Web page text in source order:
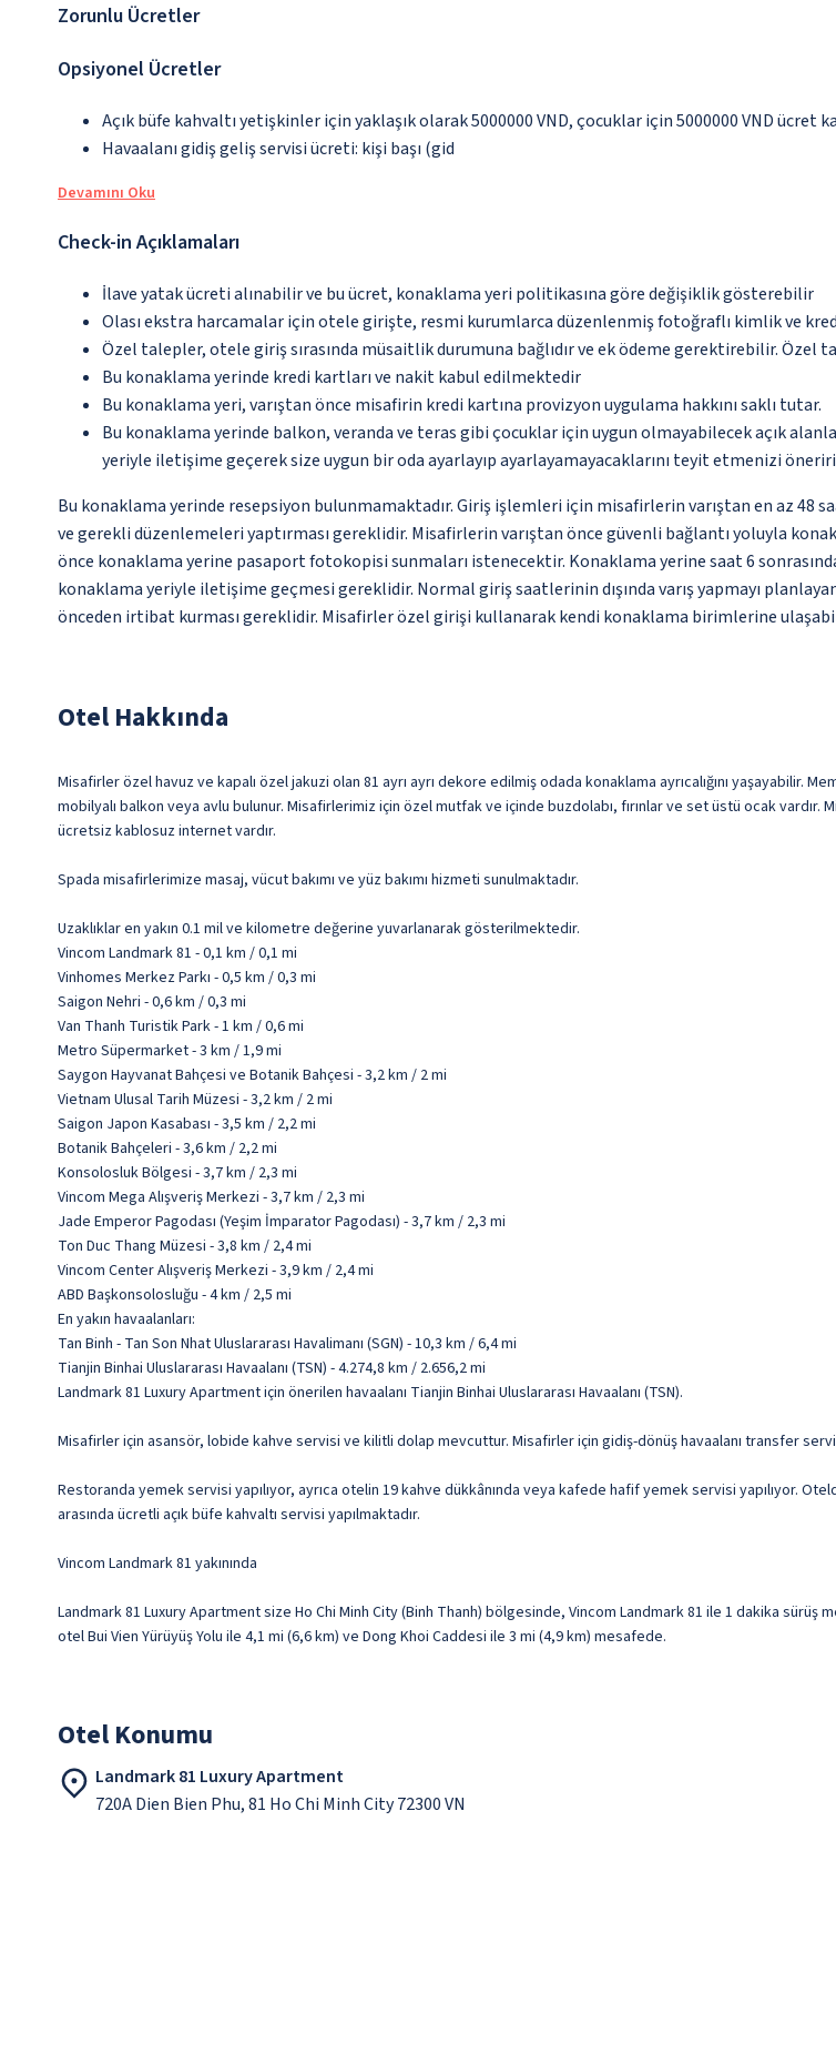
Zorunlu Ücretler
Opsiyonel Ücretler
Açık büfe kahvaltı yetişkinler için yaklaşık olarak 5000000 VND, çocuklar için 5000000 VND ücret
Havaalanı gidiş geliş servisi ücreti: kişi başı (gid
Devamını Oku
Check-in Açıklamaları
İlave yatak ücreti alınabilir ve bu ücret, konaklama yeri politikasına göre değişiklik gösterebilir
Olası ekstra harcamalar için otele girişte, resmi kurumlarca düzenlenmiş fotoğraflı kimlik ve
Özel talepler, otele giriş sırasında müsaitlik durumuna bağlıdır ve ek ödeme gerektirebilir. Özel
Bu konaklama yerinde kredi kartları ve nakit kabul edilmektedir
Bu konaklama yeri, varıştan önce misafirin kredi kartına provizyon uygulama hakkını saklı tutar.
Bu konaklama yerinde balkon, veranda ve teras gibi çocuklar için uygun olmayabilecek açık
yeriyle iletişime geçerek size uygun bir oda ayarlayıp ayarlayamayacaklarını teyit etmenizi
Bu konaklama yerinde resepsiyon bulunmamaktadır. Giriş işlemleri için misafirlerin varıştan en az 48
ve gerekli düzenlemeleri yaptırması gereklidir. Misafirlerin varıştan önce güvenli bağlantı yoluyla
önce konaklama yerine pasaport fotokopisi sunmaları istenecektir. Konaklama yerine saat 6
konaklama yeriyle iletişime geçmesi gereklidir. Normal giriş saatlerinin dışında varış yapmayı
önceden irtibat kurması gereklidir. Misafirler özel girişi kullanarak kendi konaklama birimlerine
Otel Hakkında
Misafirler özel havuz ve kapalı özel jakuzi olan 81 ayrı ayrı dekore edilmiş odada konaklama ayrıcalığını yaşayabilir.
mobilyalı balkon veya avlu bulunur. Misafirlerimiz için özel mutfak ve içinde buzdolabı, fırınlar ve set üstü ocak
ücretsiz kablosuz internet vardır.
Spada misafirlerimize masaj, vücut bakımı ve yüz bakımı hizmeti sunulmaktadır.
Uzaklıklar en yakın 0.1 mil ve kilometre değerine yuvarlanarak gösterilmektedir.
Vincom Landmark 81 - 0,1 km / 0,1 mi
Vinhomes Merkez Parkı - 0,5 km / 0,3 mi
Saigon Nehri - 0,6 km / 0,3 mi
Van Thanh Turistik Park - 1 km / 0,6 mi
Metro Süpermarket - 3 km / 1,9 mi
Saygon Hayvanat Bahçesi ve Botanik Bahçesi - 3,2 km / 2 mi
Vietnam Ulusal Tarih Müzesi - 3,2 km / 2 mi
Saigon Japon Kasabası - 3,5 km / 2,2 mi
Botanik Bahçeleri - 3,6 km / 2,2 mi
Konsolosluk Bölgesi - 3,7 km / 2,3 mi
Vincom Mega Alışveriş Merkezi - 3,7 km / 2,3 mi
Jade Emperor Pagodası (Yeşim İmparator Pagodası) - 3,7 km / 2,3 mi
Ton Duc Thang Müzesi - 3,8 km / 2,4 mi
Vincom Center Alışveriş Merkezi - 3,9 km / 2,4 mi
ABD Başkonsolosluğu - 4 km / 2,5 mi
En yakın havaalanları:
Tan Binh - Tan Son Nhat Uluslararası Havalimanı (SGN) - 10,3 km / 6,4 mi
Tianjin Binhai Uluslararası Havaalanı (TSN) - 4.274,8 km / 2.656,2 mi
Landmark 81 Luxury Apartment için önerilen havaalanı Tianjin Binhai Uluslararası Havaalanı (TSN).
Misafirler için asansör, lobide kahve servisi ve kilitli dolap mevcuttur. Misafirler için gidiş-dönüş havaalanı transfer
Restoranda yemek servisi yapılıyor, ayrıca otelin 19 kahve dükkânında veya kafede hafif yemek servisi yapılıyor.
arasında ücretli açık büfe kahvaltı servisi yapılmaktadır.
Vincom Landmark 81 yakınında
Landmark 81 Luxury Apartment size Ho Chi Minh City (Binh Thanh) bölgesinde, Vincom Landmark 81 ile 1 dakika sürüş
otel Bui Vien Yürüyüş Yolu ile 4,1 mi (6,6 km) ve Dong Khoi Caddesi ile 3 mi (4,9 km) mesafede.
Otel Konumu
Landmark 81 Luxury Apartment
720A Dien Bien Phu, 81 Ho Chi Minh City 72300 VN